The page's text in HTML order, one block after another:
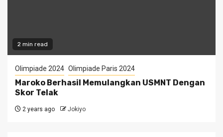
2 min read
Olimpiade 2024 Olimpiade Paris 2024
Maroko Berhasil Memulangkan USMNT Dengan
Skor Telak
2 years ago Jokiyo